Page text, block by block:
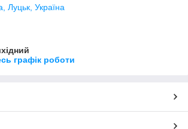
Луцьк, Україна
графік роботи